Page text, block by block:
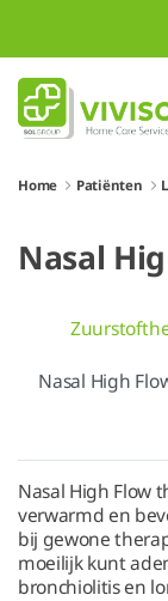
Overslaan en
Home Patiënten
Nasal
Nasal High
Nasal High Flow
verwarmd en
bij gewone
moeilijk kunt
bronchiolitis en